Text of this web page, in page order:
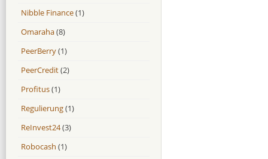
Nibble Finance(1)
Omaraha(8)
PeerBerry(1)
PeerCredit(2)
Profitus(1)
Regulierung(1)
ReInvest24(3)
Robocash (1)